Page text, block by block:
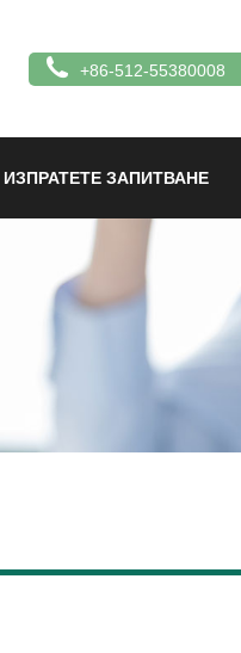
+86-512-55380008
ИЗПРАТЕТЕ ЗАПИТВАНЕ